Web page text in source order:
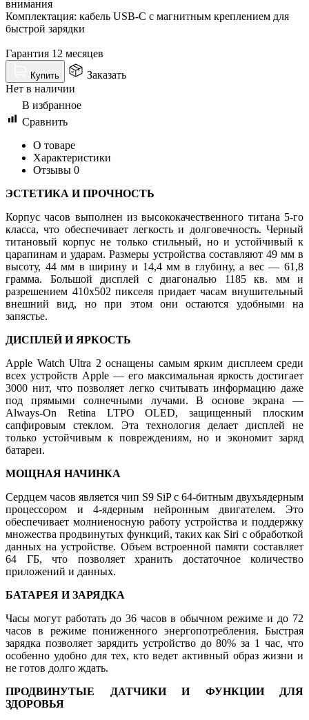
внимания
Комплектация: кабель USB‑C с магнитным креплением для
быстрой зарядки
Гарантия 12 месяцев
Купить
Заказать
Нет в наличии
В избранное
Сравнить
О товаре
Характеристики
Отзывы 0
ЭСТЕТИКА И ПРОЧНОСТЬ
Корпус часов выполнен из высококачественного титана 5-го
класса, что обеспечивает легкость и долговечность. Черный
титановый корпус не только стильный, но и устойчивый к
царапинам и ударам. Размеры устройства составляют 49 мм в
высоту, 44 мм в ширину и 14,4 мм в глубину, а вес — 61,8
грамма. Большой дисплей с диагональю 1185 кв. мм и
разрешением 410x502 пикселя придает часам внушительный
внешний вид, но при этом они остаются удобными на
запястье.
ДИСПЛЕЙ И ЯРКОСТЬ
Apple Watch Ultra 2 оснащены самым ярким дисплеем среди
всех устройств Apple — его максимальная яркость достигает
3000 нит, что позволяет легко считывать информацию даже
под прямыми солнечными лучами. В основе экрана —
Always-On Retina LTPO OLED, защищенный плоским
сапфировым стеклом. Эта технология делает дисплей не
только устойчивым к повреждениям, но и экономит заряд
батареи.
МОЩНАЯ НАЧИНКА
Сердцем часов является чип S9 SiP с 64-битным двухъядерным
процессором и 4-ядерным нейронным двигателем. Это
обеспечивает молниеносную работу устройства и поддержку
множества продвинутых функций, таких как Siri с обработкой
данных на устройстве. Объем встроенной памяти составляет
64 ГБ, что позволяет хранить достаточное количество
приложений и данных.
БАТАРЕЯ И ЗАРЯДКА
Часы могут работать до 36 часов в обычном режиме и до 72
часов в режиме пониженного энергопотребления. Быстрая
зарядка позволяет зарядить устройство до 80% за 1 час, что
особенно удобно для тех, кто ведет активный образ жизни и
не готов долго ждать.
ПРОДВИНУТЫЕ ДАТЧИКИ И ФУНКЦИИ ДЛЯ
ЗДОРОВЬЯ